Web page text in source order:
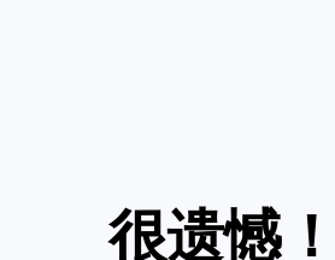
很遗憾！